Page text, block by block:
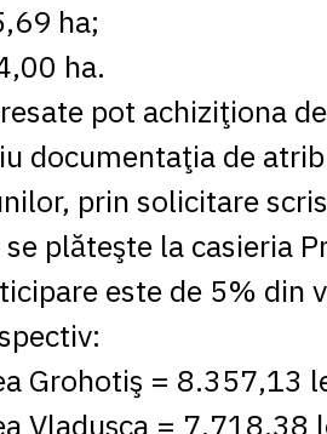
ha;
ha.
pot achiziţiona
documentaţia de
prin solicitare
plăteşte la casieria
este de 5% din
Grohotiş = 8.357,13
Vladuşca = 7.718,38